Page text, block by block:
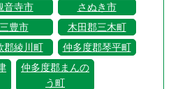
音寺市
さぬき市
三豊市
木田郡三木町
郡綾川町
仲多度郡琴平町
仲多度郡まんの
う町